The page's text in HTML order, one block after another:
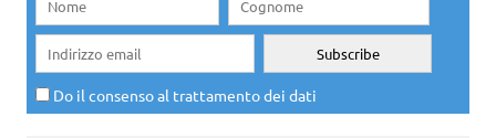
Do il consenso al trattamento dei dati